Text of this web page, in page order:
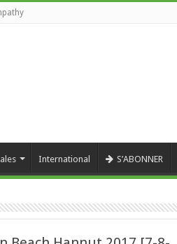
International S’ABONNER